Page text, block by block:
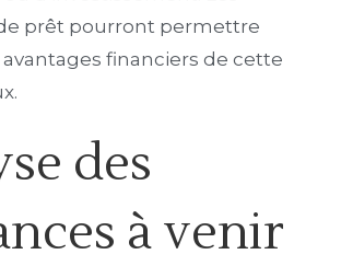
prêt pourront permettre
avantages financiers de cette
des
à venir